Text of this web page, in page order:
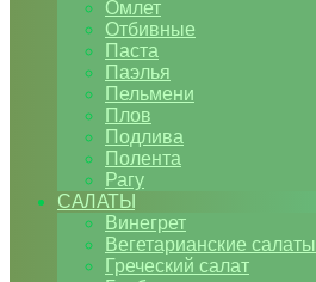
Омлет
Отбивные
Паста
Паэлья
Пельмени
Плов
Подлива
Полента
Рагу
САЛАТЫ
Винегрет
Вегетарианские салаты
Греческий салат